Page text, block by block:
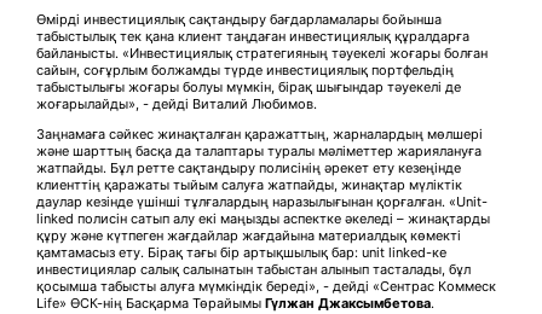
Өмірді инвестициялық сақтандыру бағдарламалары бойынша
табыстылық тек қана клиент таңдаған инвестициялық құралдарға
байланысты. «Инвестициялық стратегияның тәуекелі жоғары болған
сайын, соғұрлым болжамды түрде инвестициялық портфельдің
табыстылығы жоғары болуы мүмкін, бірақ шығындар тәуекелі де
жоғарылайды», - дейді Виталий Любимов.
Заңнамаға сәйкес жинақталған қаражаттың, жарналардың мөлшері
және шарттың басқа да талаптары туралы мәліметтер жариялануға
жатпайды. Бұл ретте сақтандыру полисінің әрекет ету кезеңінде
клиенттің қаражаты тыйым салуға жатпайды, жинақтар мүліктік
даулар кезінде үшінші тұлғалардың наразылығынан қорғалған. «Unit-
linked полисін сатып алу екі маңызды аспектке әкеледі – жинақтарды
құру және күтпеген жағдайлар жағдайына материалдық көмекті
қамтамасыз ету. Бірақ тағы бір артықшылық бар: unit linked-ке
инвестициялар салық салынатын табыстан алынып тасталады, бұл
қосымша табысты алуға мүмкіндік береді», - дейді «Сентрас Коммеск
Life» ӨСК-нің Басқарма Төрайымы Гүлжан Джаксымбетова.